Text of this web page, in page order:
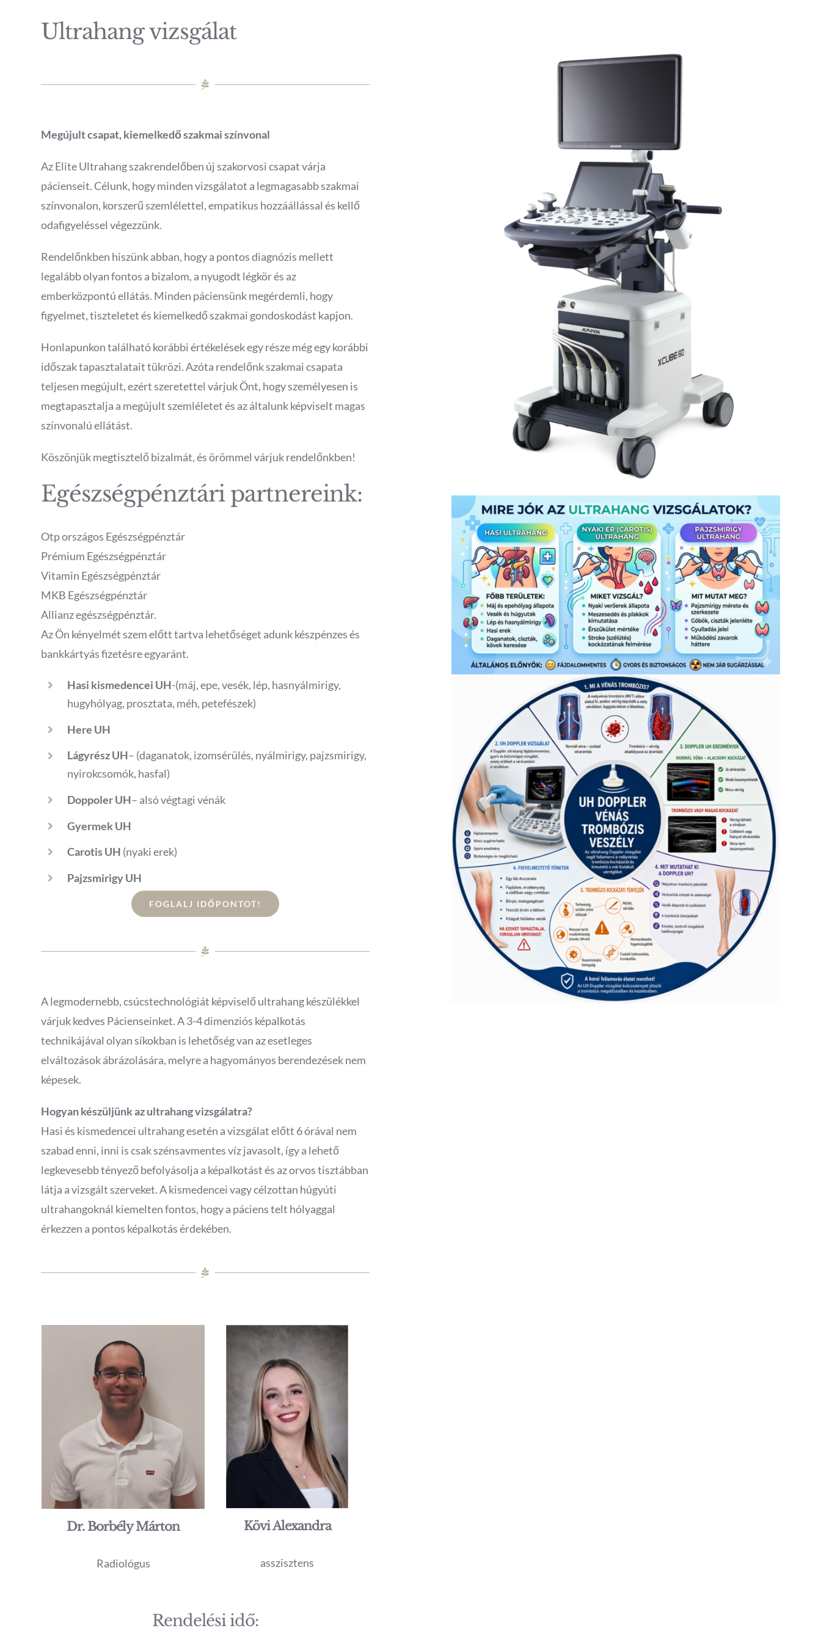
Ultrahang vizsgálat
Megújult csapat, kiemelkedő szakmai színvonal
Az Elite Ultrahang szakrendelőben új szakorvosi csapat várja
pácienseit. Célunk, hogy minden vizsgálatot a legmagasabb szakmai
színvonalon, korszerű szemlélettel, empatikus hozzáállással és kellő
odafigyeléssel végezzünk.
Rendelőnkben hiszünk abban, hogy a pontos diagnózis mellett
legalább olyan fontos a bizalom, a nyugodt légkör és az
emberközpontú ellátás. Minden páciensünk megérdemli, hogy
figyelmet, tiszteletet és kiemelkedő szakmai gondoskodást kapjon.
Honlapunkon található korábbi értékelések egy része még egy korábbi
időszak tapasztalatait tükrözi. Azóta rendelőnk szakmai csapata
teljesen megújult, ezért szeretettel várjuk Önt, hogy személyesen is
megtapasztalja a megújult szemléletet és az általunk képviselt magas
színvonalú ellátást.
Köszönjük megtisztelő bizalmát, és örömmel várjuk rendelőnkben!
Egészségpénztári partnereink:
Otp országos Egészségpénztár
Prémium Egészségpénztár
Vitamin Egészségpénztár
MKB Egészségpénztár
Allianz egészségpénztár.
Az Ön kényelmét szem előtt tartva lehetőséget adunk készpénzes és
bankkártyás fizetésre egyaránt.
Hasi kismedencei UH-(máj, epe, vesék, lép, hasnyálmirigy,
hugyhólyag, prosztata, méh, petefészek)
Here UH
Lágyrész UH– (daganatok, izomsérülés, nyálmirigy, pajzsmirigy,
nyirokcsomók, hasfal)
Doppoler UH– alsó végtagi vénák
Gyermek UH
CarotisUH (nyaki erek)
Pajzsmirigy UH
FOGLALJ IDŐPONTOT!
A legmodernebb, csúcstechnológiát képviselő ultrahang készülékkel
várjuk kedves Pácienseinket. A 3-4 dimenziós képalkotás
technikájával olyan síkokban is lehetőség van az esetleges
elváltozások ábrázolására, melyre a hagyományos berendezések nem
képesek.
Hogyan készüljünk az ultrahang vizsgálatra?
Hasi és kismedencei ultrahang esetén a vizsgálat előtt 6 órával nem
szabad enni, inni is csak szénsavmentes víz javasolt, így a lehető
legkevesebb tényező befolyásolja a képalkotást és az orvos tisztábban
látja a vizsgált szerveket. A kismedencei vagy célzottan húgyúti
ultrahangoknál kiemelten fontos, hogy a páciens telt hólyaggal
érkezzen a pontos képalkotás érdekében.
Dr. Borbély Márton
Radiológus
Kövi Alexandra
asszisztens
Rendelési idő: